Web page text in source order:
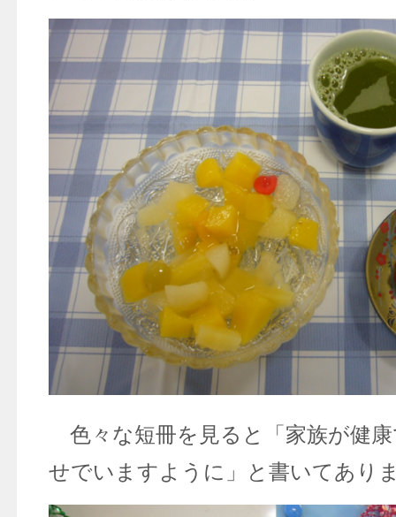
色々な短冊を見ると「家族が健
せでいますように」と書いてあり